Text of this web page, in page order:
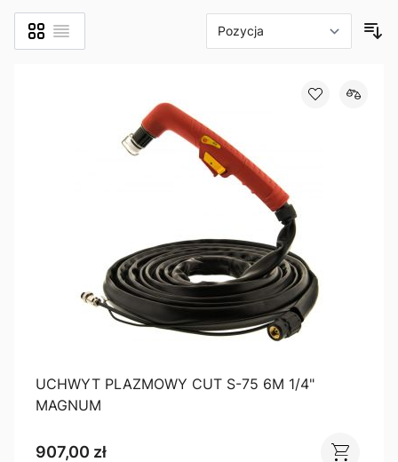
Zobacz jako
SiatkaLista
UCHWYT PLAZMOWY CUT S-75 6M 1/4"
MAGNUM
907,00 zł